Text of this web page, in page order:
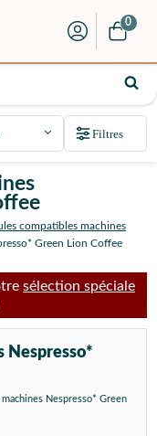
0
compatibles machines
Green Lion Coffee
sélection spéciale
Nespresso*
Nespresso* Green
Filtres